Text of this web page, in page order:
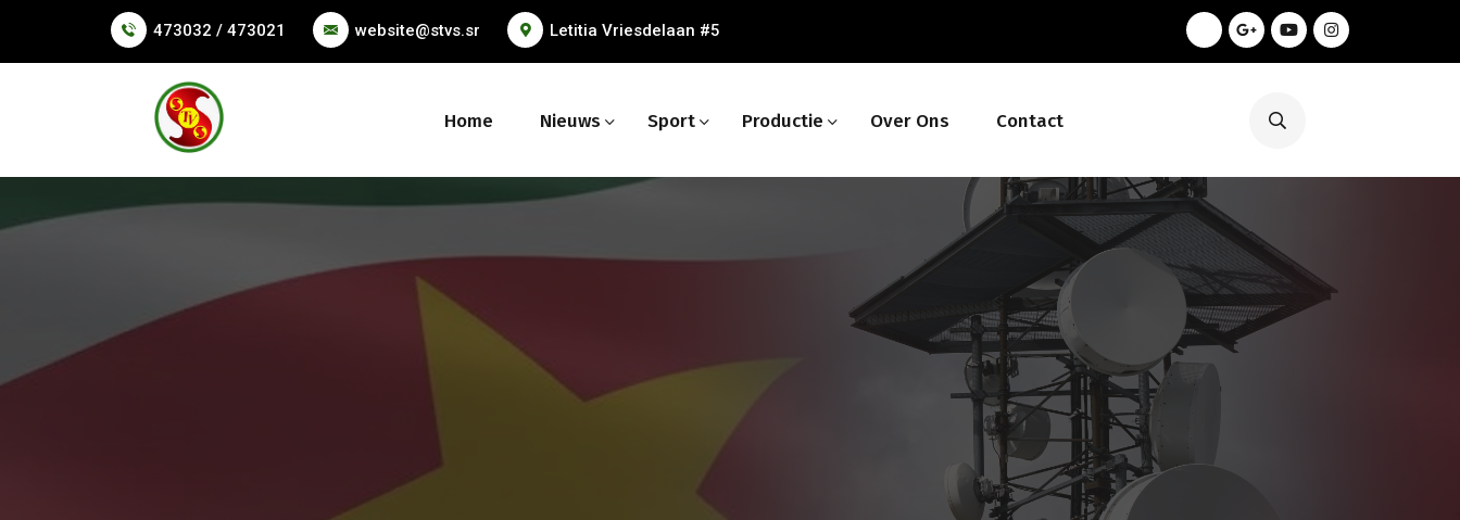
473032 / 473021 website@stvs.sr Letitia Vriesdelaan #5
Home Nieuws Sport Productie Over Ons Contact